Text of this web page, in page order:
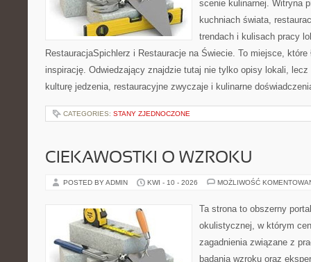
scenie kulinarnej. Witryna
kuchniach świata,
trendach i kulisach pracy
RestauracjaSpichlerz i Restauracje na Świecie. To miejsce, które
inspirację. Odwiedzający znajdzie tutaj nie tylko opisy lokali,
kulturę jedzenia, restauracyjne zwyczaje i kulinarne
CATEGORIES: STANY ZJEDNOCZONE
CIEKAWOSTKI O WZROKU
POSTED BY ADMIN KWI - 10 - 2026 MOŻLIWOŚĆ
Ta strona to obszerny
okulistycznej, w którym
zagadnienia związane z
badania wzroku oraz